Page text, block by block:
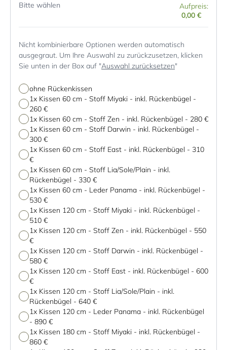
Bitte wählen
Aufpreis:
0,00 €
Nicht kombinierbare Optionen werden automatisch
ausgegraut. Um Ihre Auswahl zu zurückzusetzen, klicken
Sie unten in der Box auf "Auswahl zurücksetzen"
ohne Rückenkissen
1x Kissen 60 cm - Stoff Miyaki - inkl. Rückenbügel -
260 €
1x Kissen 60 cm - Stoff Zen - inkl. Rückenbügel - 280 €
1x Kissen 60 cm - Stoff Darwin - inkl. Rückenbügel -
300 €
1x Kissen 60 cm - Stoff East - inkl. Rückenbügel - 310
€
1x Kissen 60 cm - Stoff Lia/Sole/Plain - inkl.
Rückenbügel - 330 €
1x Kissen 60 cm - Leder Panama - inkl. Rückenbügel -
530 €
1x Kissen 120 cm - Stoff Miyaki - inkl. Rückenbügel -
510 €
1x Kissen 120 cm - Stoff Zen - inkl. Rückenbügel - 550
€
1x Kissen 120 cm - Stoff Darwin - inkl. Rückenbügel -
580 €
1x Kissen 120 cm - Stoff East - inkl. Rückenbügel - 600
€
1x Kissen 120 cm - Stoff Lia/Sole/Plain - inkl.
Rückenbügel - 640 €
1x Kissen 120 cm - Leder Panama - inkl. Rückenbügel
- 890 €
1x Kissen 180 cm - Stoff Miyaki - inkl. Rückenbügel -
860 €